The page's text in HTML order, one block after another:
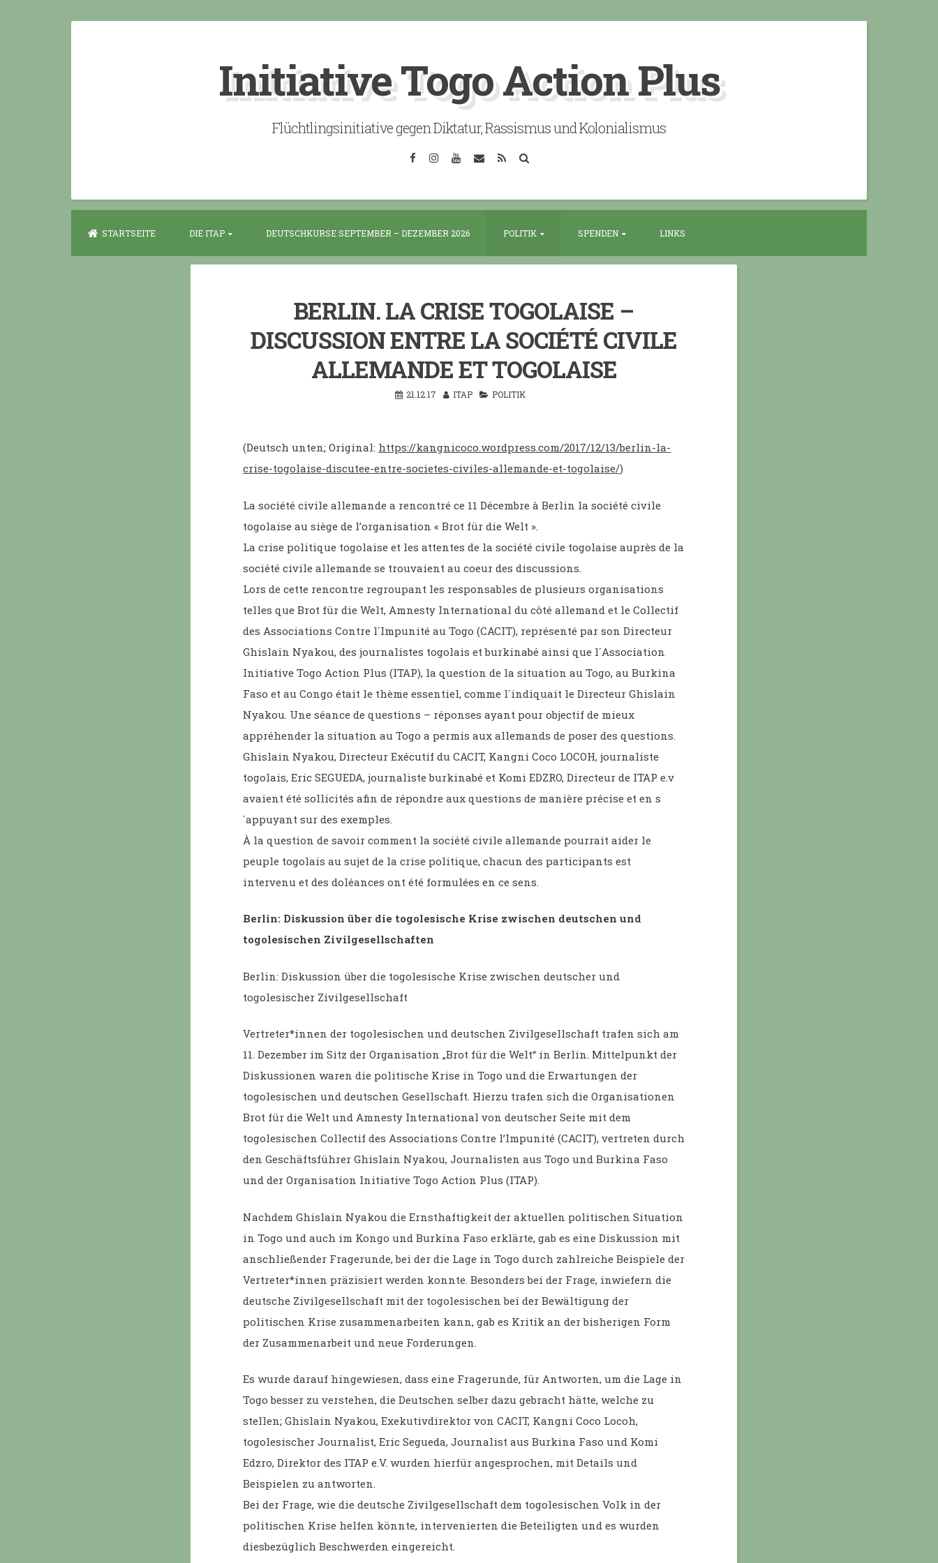
Initiative Togo Action Plus
Flüchtlingsinitiative gegen Diktatur, Rassismus und Kolonialismus
FacebookInstagramYouTube
EmailRSS
STARTSEITE DIE ITAP DEUTSCHKURSE SEPTEMBER – DEZEMBER 2026 POLITIK SPENDEN LINKS
BERLIN. LA CRISE TOGOLAISE –
DISCUSSION ENTRE LA SOCIÉTÉ CIVILE
ALLEMANDE ET TOGOLAISE
21.12.17 ITAP POLITIK
(Deutsch unten; Original: https://kangnicoco.wordpress.com/2017/12/13/berlin-la-
crise-togolaise-discutee-entre-societes-civiles-allemande-et-togolaise/)
La société civile allemande a rencontré ce 11 Décembre à Berlin la société civile
togolaise au siège de l’organisation « Brot für die Welt ».
La crise politique togolaise et les attentes de la société civile togolaise auprès de la
société civile allemande se trouvaient au coeur des discussions.
Lors de cette rencontre regroupant les responsables de plusieurs organisations
telles que Brot für die Welt, Amnesty International du côté allemand et le Collectif
des Associations Contre l´Impunité au Togo (CACIT), représenté par son Directeur
Ghislain Nyakou, des journalistes togolais et burkinabé ainsi que l´Association
Initiative Togo Action Plus (ITAP), la question de la situation au Togo, au Burkina
Faso et au Congo était le thème essentiel, comme l´indiquait le Directeur Ghislain
Nyakou. Une séance de questions – réponses ayant pour objectif de mieux
appréhender la situation au Togo a permis aux allemands de poser des questions.
Ghislain Nyakou, Directeur Exécutif du CACIT, Kangni Coco LOCOH, journaliste
togolais, Eric SEGUEDA, journaliste burkinabé et Komi EDZRO, Directeur de ITAP e.v
avaient été sollicités afin de répondre aux questions de manière précise et en s
´appuyant sur des exemples.
À la question de savoir comment la société civile allemande pourrait aider le
peuple togolais au sujet de la crise politique, chacun des participants est
intervenu et des doléances ont été formulées en ce sens.
Berlin: Diskussion über die togolesische Krise zwischen deutschen und
togolesischen Zivilgesellschaften
Berlin: Diskussion über die togolesische Krise zwischen deutscher und
togolesischer Zivilgesellschaft
Vertreter*innen der togolesischen und deutschen Zivilgesellschaft trafen sich am
11. Dezember im Sitz der Organisation „Brot für die Welt“ in Berlin. Mittelpunkt der
Diskussionen waren die politische Krise in Togo und die Erwartungen der
togolesischen und deutschen Gesellschaft. Hierzu trafen sich die Organisationen
Brot für die Welt und Amnesty International von deutscher Seite mit dem
togolesischen Collectif des Associations Contre l’Impunité (CACIT), vertreten durch
den Geschäftsführer Ghislain Nyakou, Journalisten aus Togo und Burkina Faso
und der Organisation Initiative Togo Action Plus (ITAP).
Nachdem Ghislain Nyakou die Ernsthaftigkeit der aktuellen politischen Situation
in Togo und auch im Kongo und Burkina Faso erklärte, gab es eine Diskussion mit
anschließender Fragerunde, bei der die Lage in Togo durch zahlreiche Beispiele der
Vertreter*innen präzisiert werden konnte. Besonders bei der Frage, inwiefern die
deutsche Zivilgesellschaft mit der togolesischen bei der Bewältigung der
politischen Krise zusammenarbeiten kann, gab es Kritik an der bisherigen Form
der Zusammenarbeit und neue Forderungen.
Es wurde darauf hingewiesen, dass eine Fragerunde, für Antworten, um die Lage in
Togo besser zu verstehen, die Deutschen selber dazu gebracht hätte, welche zu
stellen; Ghislain Nyakou, Exekutivdirektor von CACIT, Kangni Coco Locoh,
togolesischer Journalist, Eric Segueda, Journalist aus Burkina Faso und Komi
Edzro, Direktor des ITAP e.V. wurden hierfür angesprochen, mit Details und
Beispielen zu antworten.
Bei der Frage, wie die deutsche Zivilgesellschaft dem togolesischen Volk in der
politischen Krise helfen könnte, intervenierten die Beteiligten und es wurden
diesbezüglich Beschwerden eingereicht.